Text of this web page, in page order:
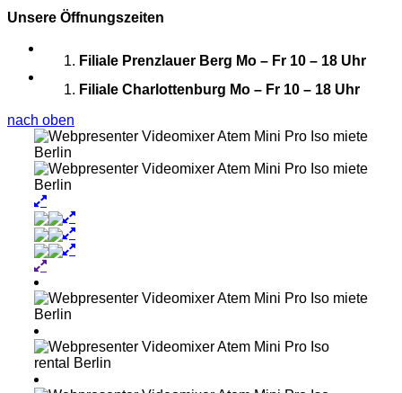
Unsere Öffnungszeiten
Filiale Prenzlauer Berg Mo – Fr 10 – 18 Uhr
Filiale Charlottenburg Mo – Fr 10 – 18 Uhr
nach oben